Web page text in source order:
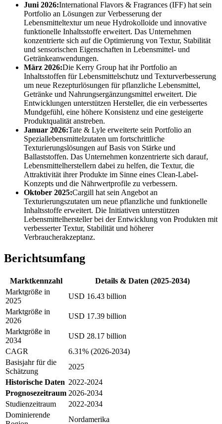
Juni 2026:International Flavors & Fragrances (IFF) hat sein
Portfolio an Lösungen zur Verbesserung der
Lebensmitteltextur um neue Hydrokolloide und innovative
funktionelle Inhaltsstoffe erweitert. Das Unternehmen
konzentrierte sich auf die Optimierung von Textur, Stabilität
und sensorischen Eigenschaften in Lebensmittel- und
Getränkeanwendungen.
März 2026:Die Kerry Group hat ihr Portfolio an
Inhaltsstoffen für Lebensmittelschutz und Texturverbesserung
um neue Rezepturlösungen für pflanzliche Lebensmittel,
Getränke und Nahrungsergänzungsmittel erweitert. Die
Entwicklungen unterstützen Hersteller, die ein verbessertes
Mundgefühl, eine höhere Konsistenz und eine gesteigerte
Produktqualität anstreben.
Januar 2026:Tate & Lyle erweiterte sein Portfolio an
Speziallebensmittelzutaten um fortschrittliche
Texturierungslösungen auf Basis von Stärke und
Ballaststoffen. Das Unternehmen konzentrierte sich darauf,
Lebensmittelherstellern dabei zu helfen, die Textur, die
Attraktivität ihrer Produkte im Sinne eines Clean-Label-
Konzepts und die Nährwertprofile zu verbessern.
Oktober 2025:Cargill hat sein Angebot an
Texturierungszutaten um neue pflanzliche und funktionelle
Inhaltsstoffe erweitert. Die Initiativen unterstützen
Lebensmittelhersteller bei der Entwicklung von Produkten mit
verbesserter Textur, Stabilität und höherer
Verbraucherakzeptanz.
Berichtsumfang
Marktkennzahl
Details & Daten (2025-2034)
Marktgröße in
2025
USD 16.43 billion
Marktgröße in
2026
USD 17.39 billion
Marktgröße in
2034
USD 28.17 billion
CAGR
6.31% (2026-2034)
Basisjahr für die
Schätzung
2025
Historische Daten 2022-2024
Prognosezeitraum 2026-2034
Studienzeitraum
2022-2034
Dominierende
Nordamerika